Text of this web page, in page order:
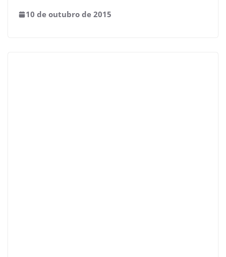
10 de outubro de 2015